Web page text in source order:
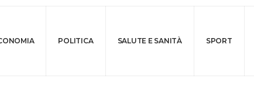
POLITICA SALUTE E SANITÀ SPORT